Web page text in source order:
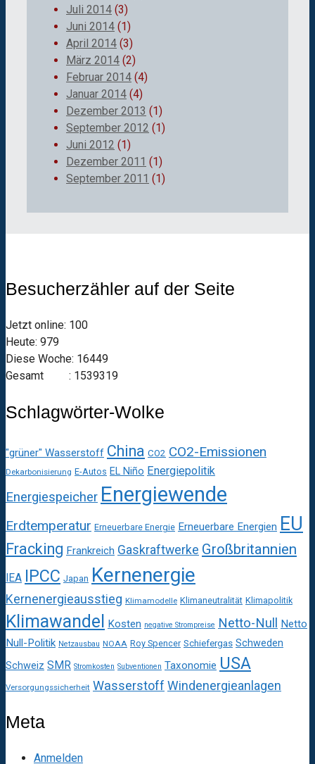
Juli 2014 (3)
Juni 2014 (1)
April 2014 (3)
März 2014 (2)
Februar 2014 (4)
Januar 2014 (4)
Dezember 2013 (1)
September 2012 (1)
Juni 2012 (1)
Dezember 2011 (1)
September 2011 (1)
Besucherzähler auf der Seite
Jetzt online: 100
Heute: 979
Diese Woche: 16449
Gesamt : 1539319
Schlagwörter-Wolke
"grüner" Wasserstoff China CO2 CO2-Emissionen
Dekarbonisierung E-Autos EL Niño Energiepolitik
Energiespeicher Energiewende
Erdtemperatur Erneuerbare Energie Erneuerbare Energien EU
Fracking Frankreich Gaskraftwerke Großbritannien
IEA IPCC Japan Kernenergie
Kernenergieausstieg Klimamodelle Klimaneutralität Klimapolitik
Klimawandel Kosten negative Strompreise Netto-Null Netto
Null-Politik Netzausbau NOAA Roy Spencer Schiefergas Schweden
Schweiz SMR Stromkosten Subventionen Taxonomie USA
Versorgungssicherheit Wasserstoff Windenergieanlagen
Meta
Anmelden